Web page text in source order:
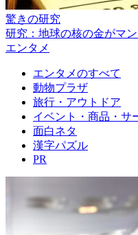
驚きの研究
研究：地球の核の金がマ
エンタメ
エンタメのすべて
動物プラザ
旅行・アウトドア
イベント・商品・サ
面白ネタ
漢字パズル
PR